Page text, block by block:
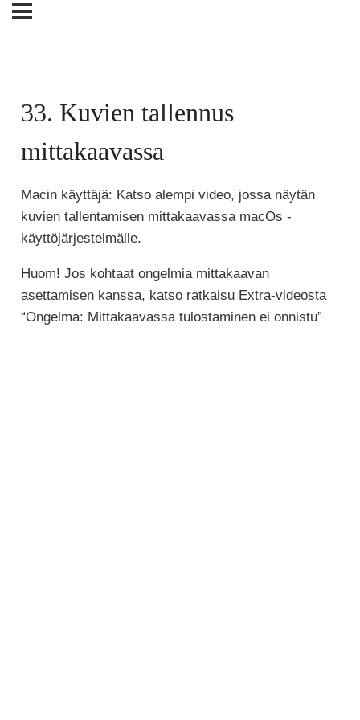
33. Kuvien tallennus
mittakaavassa
Macin käyttäjä: Katso alempi video, jossa näytän
kuvien tallentamisen mittakaavassa macOs -
käyttöjärjestelmälle.
Huom! Jos kohtaat ongelmia mittakaavan
asettamisen kanssa, katso ratkaisu Extra-videosta
“Ongelma: Mittakaavassa tulostaminen ei onnistu”